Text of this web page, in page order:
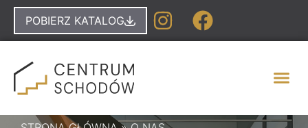
POBIERZ KATALOG